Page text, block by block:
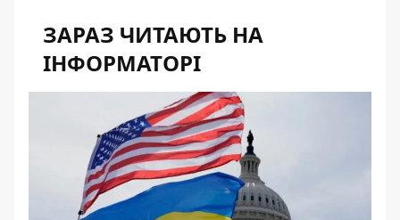
ЗАРАЗ ЧИТАЮТЬ НА
ІНФОРМАТОРІ